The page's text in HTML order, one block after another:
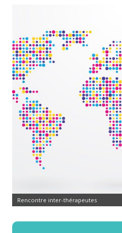
Rencontre inter-thérapeutes